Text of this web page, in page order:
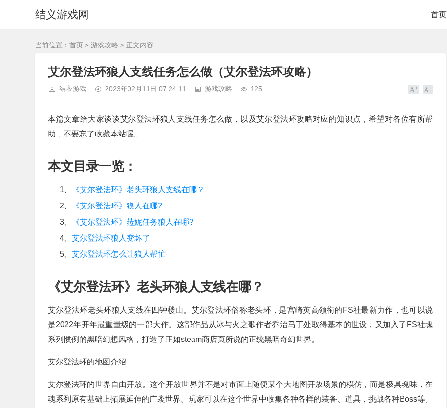
结义游戏网 首页
当前位置： 首页 > 游戏攻略 > 正文内容
艾尔登法环狼人支线任务怎么做（艾尔登法环攻略）
结衣游戏 2023年02月11日 07:24:11 游戏攻略 125
本篇文章给大家谈谈艾尔登法环狼人支线任务怎么做，以及艾尔登法环攻略对应的知识点，希望对各位有所帮
助，不要忘了收藏本站喔。
本文目录一览：
1、
《艾尔登法环》老头环狼人支线在哪？
2、
《艾尔登法环》狼人在哪?
3、
《艾尔登法环》菈妮任务狼人在哪?
4、 艾尔登法环狼人变坏了
5、 艾尔登法环怎么让狼人帮忙
《艾尔登法环》老头环狼人支线在哪？
艾尔登法环老头环狼人支线在四钟楼山。艾尔登法环俗称老头环，是宫崎英高领衔的FS社最新力作，也可以说
是2022年开年最重量级的一部大作。这部作品从冰与火之歌作者乔治马丁处取得基本的世设，又加入了FS社魂
系列惯例的黑暗幻想风格，打造了正如steam商店页所说的正统黑暗奇幻世界。
艾尔登法环的地图介绍
艾尔登法环的世界自由开放。这个开放世界并不是对市面上随便某个大地图开放场景的模仿，而是极具魂味，在
魂系列原有基础上拓展延伸的广袤世界。玩家可以在这个世界中收集各种各样的装备、道具，挑战各种Boss等。